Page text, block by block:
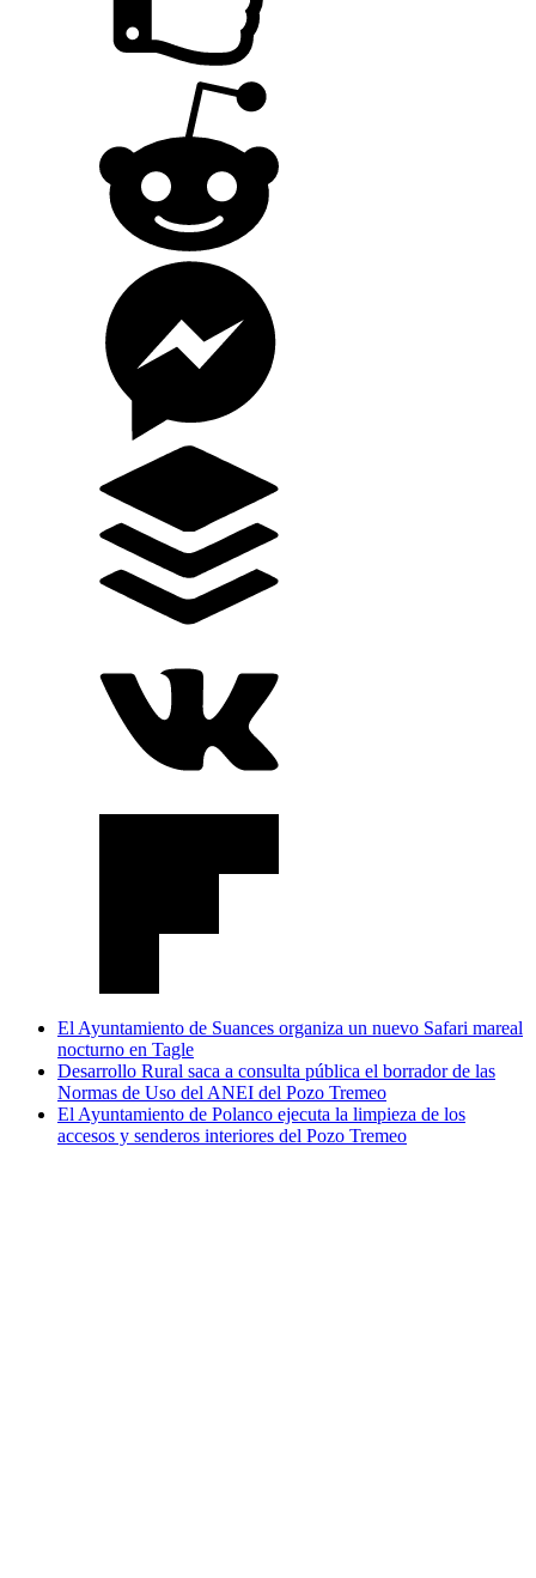
El Ayuntamiento de Suances organiza un nuevo Safari mareal
nocturno en Tagle
Desarrollo Rural saca a consulta pública el borrador de las
Normas de Uso del ANEI del Pozo Tremeo
El Ayuntamiento de Polanco ejecuta la limpieza de los
accesos y senderos interiores del Pozo Tremeo